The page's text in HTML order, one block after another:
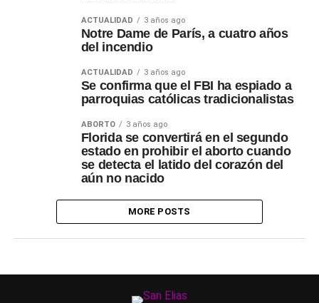
ACTUALIDAD 3 años ago
Notre Dame de París, a cuatro años
del incendio
ACTUALIDAD 3 años ago
Se confirma que el FBI ha espiado a
parroquias católicas tradicionalistas
ABORTO 3 años ago
Florida se convertirá en el segundo
estado en prohibir el aborto cuando
se detecta el latido del corazón del
aún no nacido
MORE POSTS